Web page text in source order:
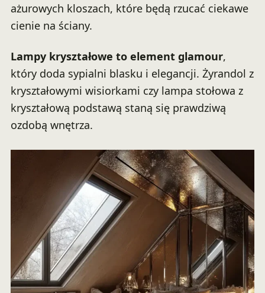
ażurowych kloszach, które będą rzucać ciekawe
cienie na ściany.
Lampy kryształowe to element glamour,
który doda sypialni blasku i elegancji. Żyrandol z
kryształowymi wisiorkami czy lampa stołowa z
kryształową podstawą staną się prawdziwą
ozdobą wnętrza.